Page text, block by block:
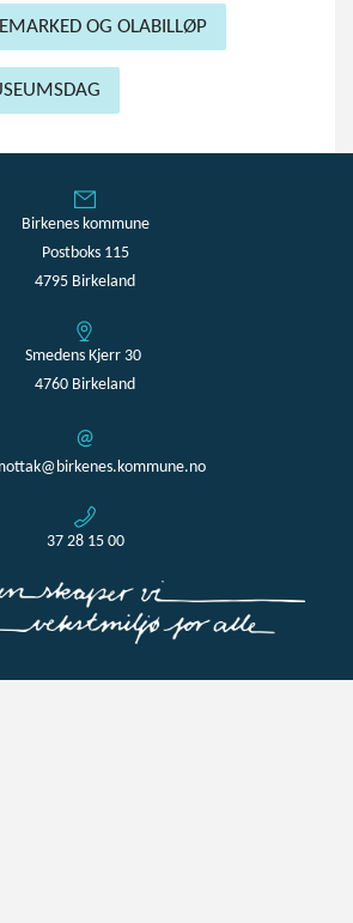
OG OLABILLØP
Birkenes kommune
Postboks 115
4795 Birkeland
Smedens Kjerr 30
4760 Birkeland
37 28 15 00